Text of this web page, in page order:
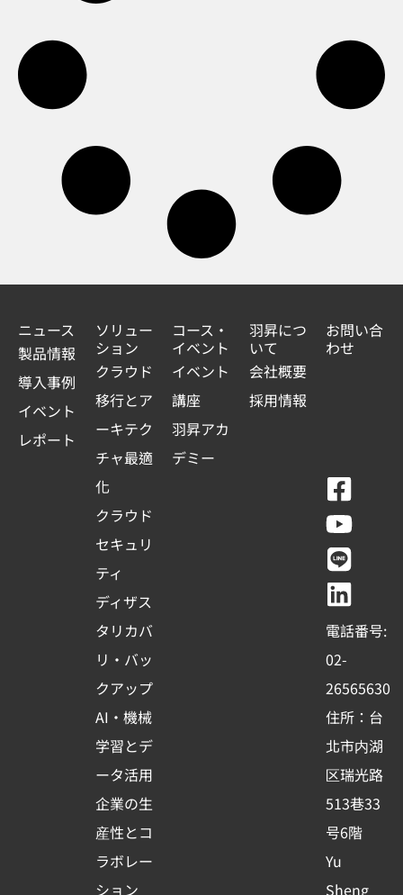
ニュース
製品情報
導入事例
イベント
レポート
ソリュー
ション
クラウド
移行とア
ーキテク
チャ最適
化
クラウド
セキュリ
ティ
ディザス
タリカバ
リ・バッ
クアップ
AI・機械
学習とデ
ータ活用
企業の生
産性とコ
ラボレー
ション
コース・
イベント
イベント
講座
羽昇アカ
デミー
羽昇につ
いて
会社概要
採用情報
お問い合
わせ
F
a
c
e
b
o
o
k
-
s
q
u
a
r
e
Y
o
u
t
u
b
e
L
i
n
e
L
i
n
k
e
d
i
n
電話番号:
02-
26565630
住所：台
北市内湖
区瑞光路
513巷33
号6階
Yu
Sheng